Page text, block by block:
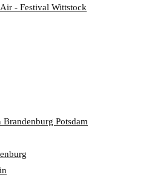
- Festival Wittstock
Potsdam